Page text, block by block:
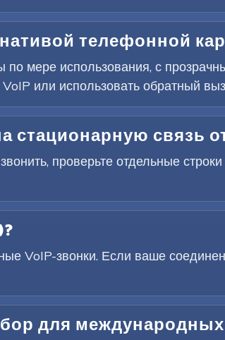
телефонной
по мере использования, с
или использовать обратный
стационарную связь
проверьте отдельные
VoIP-звонки. Если ваше
для международных